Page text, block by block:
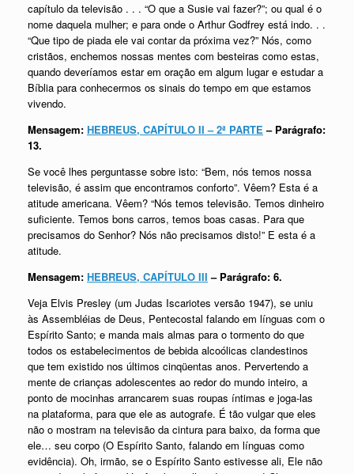
capítulo da televisão . . . “O que a Susie vai fazer?”; ou qual é o
nome daquela mulher; e para onde o Arthur Godfrey está indo. . .
“Que tipo de piada ele vai contar da próxima vez?” Nós, como
cristãos, enchemos nossas mentes com besteiras como estas,
quando deveríamos estar em oração em algum lugar e estudar a
Bíblia para conhecermos os sinais do tempo em que estamos
vivendo.
Mensagem: HEBREUS, CAPÍTULO II – 2ª PARTE – Parágrafo:
13.
Se você lhes perguntasse sobre isto: “Bem, nós temos nossa
televisão, é assim que encontramos conforto”. Vêem? Esta é a
atitude americana. Vêem? “Nós temos televisão. Temos dinheiro
suficiente. Temos bons carros, temos boas casas. Para que
precisamos do Senhor? Nós não precisamos disto!” E esta é a
atitude.
Mensagem: HEBREUS, CAPÍTULO III – Parágrafo: 6.
Veja Elvis Presley (um Judas Iscariotes versão 1947), se uniu
às Assembléias de Deus, Pentecostal falando em línguas com o
Espírito Santo; e manda mais almas para o tormento do que
todos os estabelecimentos de bebida alcoólicas clandestinos
que tem existido nos últimos cinqüentas anos. Pervertendo a
mente de crianças adolescentes ao redor do mundo inteiro, a
ponto de mocinhas arrancarem suas roupas íntimas e joga-las
na plataforma, para que ele as autografe. É tão vulgar que eles
não o mostram na televisão da cintura para baixo, da forma que
ele… seu corpo (O Espírito Santo, falando em línguas como
evidência). Oh, irmão, se o Espírito Santo estivesse ali, Ele não